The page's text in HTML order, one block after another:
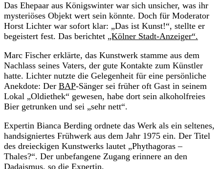
Das Ehepaar aus Königswinter war sich unsicher, was ihr
mysteriöses Objekt wert sein könnte. Doch für Moderator
Horst Lichter war sofort klar: „Das ist Kunst!“, stellte er
begeistert fest. Das berichtet „Kölner Stadt-Anzeiger“.
Marc Fischer erklärte, das Kunstwerk stamme aus dem
Nachlass seines Vaters, der gute Kontakte zum Künstler
hatte. Lichter nutzte die Gelegenheit für eine persönliche
Anekdote: Der BAP-Sänger sei früher oft Gast in seinem
Lokal „Oldiethek“ gewesen, habe dort sein alkoholfreies
Bier getrunken und sei „sehr nett“.
Expertin Bianca Berding ordnete das Werk als ein seltenes,
handsigniertes Frühwerk aus dem Jahr 1975 ein. Der Titel
des dreieckigen Kunstwerks lautet „Phythagoras –
Thales?“. Der unbefangene Zugang erinnere an den
Dadaismus, so die Expertin.